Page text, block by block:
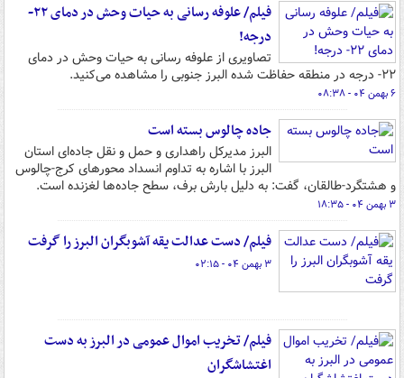
فیلم/ علوفه رسانی به حیات‌ وحش در دمای ۲۲-
درجه!
تصاویری از علوفه رسانی به حیات‌ وحش در دمای
۲۲- درجه در منطقه حفاظت شده البرز جنوبی را مشاهده می‌کنید.
۶ بهمن ۰۴ - ۰۸:۳۸
جاده چالوس بسته است
البرز مدیرکل راهداری و حمل و نقل جاده‌ای استان
البرز با اشاره به تداوم انسداد محورهای کرج-چالوس
و هشتگرد-طالقان، گفت: به دلیل بارش برف، سطح جاده‌ها لغزنده است.
۳ بهمن ۰۴ - ۱۸:۳۵
فیلم/ دست عدالت یقه آشوبگران البرز را گرفت
۳ بهمن ۰۴ - ۰۲:۱۵
فیلم/ تخریب اموال عمومی در البرز به دست
اغتشاشگران